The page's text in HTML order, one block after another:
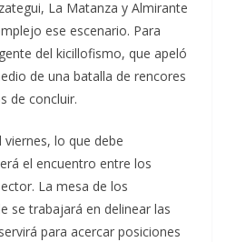
La Matanza y Almirante
ese escenario. Para
del kicillofismo, que apeló
de una batalla de rencores
de concluir.
lo que debe
el encuentro entre los
La mesa de los
se trabajará en delinear las
para acercar posiciones